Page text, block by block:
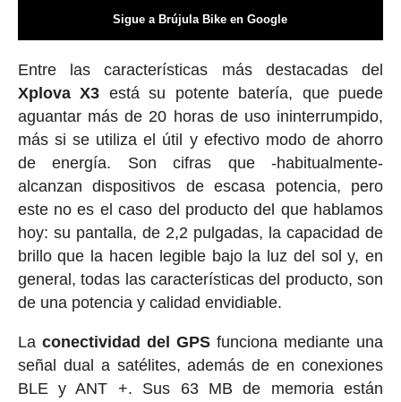
Sigue a Brújula Bike en Google
Entre las características más destacadas del
Xplova X3 está su potente batería, que puede
aguantar más de 20 horas de uso ininterrumpido,
más si se utiliza el útil y efectivo modo de ahorro
de energía. Son cifras que -habitualmente-
alcanzan dispositivos de escasa potencia, pero
este no es el caso del producto del que hablamos
hoy: su pantalla, de 2,2 pulgadas, la capacidad de
brillo que la hacen legible bajo la luz del sol y, en
general, todas las características del producto, son
de una potencia y calidad envidiable.
La conectividad del GPSfunciona mediante una
señal dual a satélites, además de en conexiones
BLE y ANT +. Sus 63 MB de memoria están